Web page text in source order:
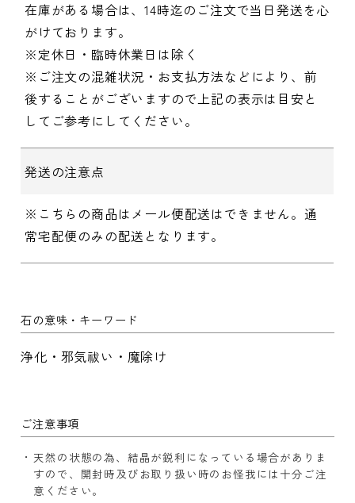
在庫がある場合は、14時迄のご注文で当日発送を心
がけております。
※定休日・臨時休業日は除く
※ご注文の混雑状況・お支払方法などにより、前
後することがございますので上記の表示は目安と
してご参考にしてください。
発送の注意点
※こちらの商品はメール便配送はできません。通
常宅配便のみの配送となります。
石の意味・キーワード
浄化・邪気祓い・魔除け
ご注意事項
天然の状態の為、結晶が鋭利になっている場合がありま
すので、開封時及びお取り扱い時のお怪我には十分ご注
意ください。